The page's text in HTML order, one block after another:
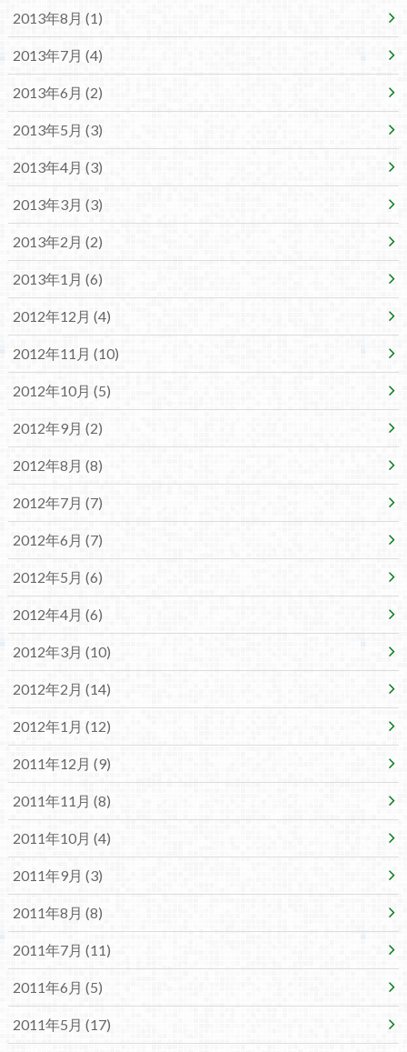
2013年8月 (1)
2013年7月 (4)
2013年6月 (2)
2013年5月 (3)
2013年4月 (3)
2013年3月 (3)
2013年2月 (2)
2013年1月 (6)
2012年12月 (4)
2012年11月 (10)
2012年10月 (5)
2012年9月 (2)
2012年8月 (8)
2012年7月 (7)
2012年6月 (7)
2012年5月 (6)
2012年4月 (6)
2012年3月 (10)
2012年2月 (14)
2012年1月 (12)
2011年12月 (9)
2011年11月 (8)
2011年10月 (4)
2011年9月 (3)
2011年8月 (8)
2011年7月 (11)
2011年6月 (5)
2011年5月 (17)